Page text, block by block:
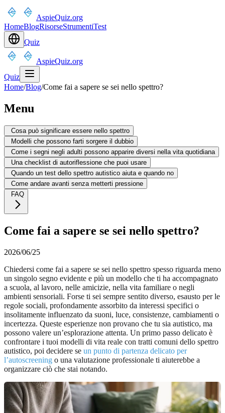
AspieQuiz.org
HomeBlogRisorseStrumentiTest
Quiz
AspieQuiz.org
Quiz
Home/Blog/Come fai a sapere se sei nello spettro?
Menu
Cosa può significare essere nello spettro
Modelli che possono farti sorgere il dubbio
Come i segni negli adulti possono apparire diversi nella vita quotidiana
Una checklist di autoriflessione che puoi usare
Quando un test dello spettro autistico aiuta e quando no
Come andare avanti senza metterti pressione
FAQ
Come fai a sapere se sei nello spettro?
2026/06/25
Chiedersi come fai a sapere se sei nello spettro spesso riguarda meno
un singolo segno evidente e più un modello che ti ha accompagnato
a scuola, al lavoro, nelle amicizie, nella vita familiare o negli
ambienti sensoriali. Forse ti sei sempre sentito diverso, esausto per le
regole sociali, profondamente assorbito da interessi specifici o
insolitamente influenzato da suoni, luce, consistenze, cambiamenti o
incertezza. Queste esperienze non provano che tu sia autistico, ma
possono valere un’esplorazione attenta. Un primo passo delicato è
confrontare i tuoi modelli di vita reale con tratti comuni dello spettro
autistico, poi decidere se un punto di partenza delicato per
l’autoscreening o una valutazione professionale ti aiuterebbe a
organizzare ciò che stai notando.